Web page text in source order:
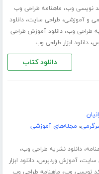
نویسی وب، ماهنامه طراحی وب
و آموزشی، طراحی سایت،دانلود
طراحی وب،دانلود آموزش طراحی
،دانلود ابزار طراحی وب
دانلود کتاب
، مجله‌های آموزشی
،دانلود نشریه طراحی وب،
سایت،آموزش وردپرس،دانلود ابزار
نویسی وب، ماهنامه طراحی وب